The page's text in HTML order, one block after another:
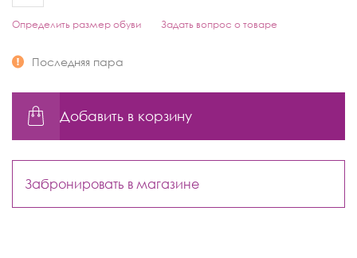
Определить размер обуви Задать вопрос о товаре
Последняя пара
Добавить в корзину
Забронировать в магазине